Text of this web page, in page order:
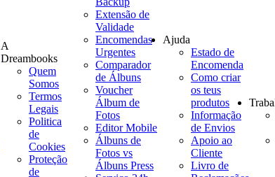
A
Dreambooks
Quem
Somos
Termos
Legais
Politica
de
Cookies
Proteção
de
Extensão de
Validade
Encomendas
Urgentes
Comparador
de Álbuns
Voucher
Álbum de
Fotos
Editor Mobile
Álbuns de
Fotos vs
Álbuns Press
Ajuda
Estado de
Encomenda
Como criar
os teus
produtos
Informação
de Envios
Apoio ao
Cliente
Livro de